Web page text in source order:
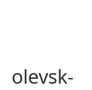
olevsk-